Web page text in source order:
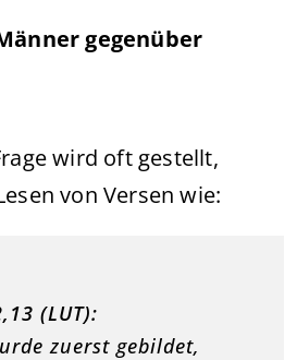
gegenüber
wird oft gestellt,
von Versen wie:
(LUT):
zuerst gebildet,